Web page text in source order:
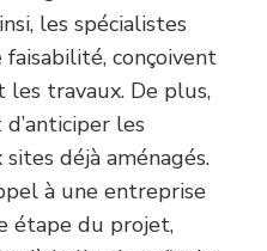
les spécialistes
conçoivent
travaux. De plus,
les
déjà aménagés.
à une entreprise
étape du projet,